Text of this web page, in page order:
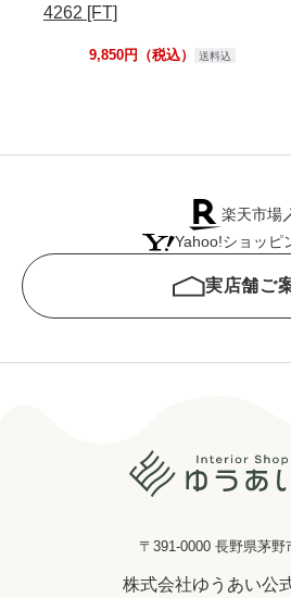
4262 [FT]
9,850円（税込） 送料込
楽天市場
Yahoo!ショッピ
実店舗ご
〒391-0000 長野県茅野
株式会社ゆうあい公